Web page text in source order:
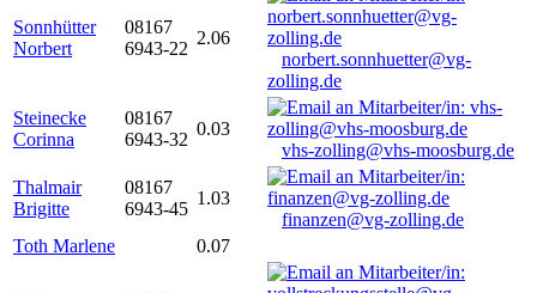
Sonnhütter
Norbert
08167
6943-22
2.06
norbert.sonnhuetter@vg-
zolling.de
Steinecke
Corinna
08167
6943-32
0.03
vhs-zolling@vhs-moosburg.de
Thalmair
Brigitte
08167
6943-45
1.03
finanzen@vg-zolling.de
Toth Marlene
0.07